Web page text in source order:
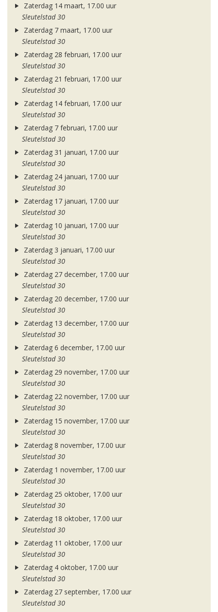
Zaterdag 14 maart, 17.00 uur
Sleutelstad 30
Zaterdag 7 maart, 17.00 uur
Sleutelstad 30
Zaterdag 28 februari, 17.00 uur
Sleutelstad 30
Zaterdag 21 februari, 17.00 uur
Sleutelstad 30
Zaterdag 14 februari, 17.00 uur
Sleutelstad 30
Zaterdag 7 februari, 17.00 uur
Sleutelstad 30
Zaterdag 31 januari, 17.00 uur
Sleutelstad 30
Zaterdag 24 januari, 17.00 uur
Sleutelstad 30
Zaterdag 17 januari, 17.00 uur
Sleutelstad 30
Zaterdag 10 januari, 17.00 uur
Sleutelstad 30
Zaterdag 3 januari, 17.00 uur
Sleutelstad 30
Zaterdag 27 december, 17.00 uur
Sleutelstad 30
Zaterdag 20 december, 17.00 uur
Sleutelstad 30
Zaterdag 13 december, 17.00 uur
Sleutelstad 30
Zaterdag 6 december, 17.00 uur
Sleutelstad 30
Zaterdag 29 november, 17.00 uur
Sleutelstad 30
Zaterdag 22 november, 17.00 uur
Sleutelstad 30
Zaterdag 15 november, 17.00 uur
Sleutelstad 30
Zaterdag 8 november, 17.00 uur
Sleutelstad 30
Zaterdag 1 november, 17.00 uur
Sleutelstad 30
Zaterdag 25 oktober, 17.00 uur
Sleutelstad 30
Zaterdag 18 oktober, 17.00 uur
Sleutelstad 30
Zaterdag 11 oktober, 17.00 uur
Sleutelstad 30
Zaterdag 4 oktober, 17.00 uur
Sleutelstad 30
Zaterdag 27 september, 17.00 uur
Sleutelstad 30